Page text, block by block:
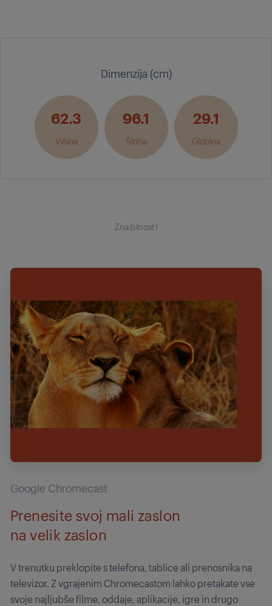
Dimenzija (cm)
62.3
Višina
96.1
Širina
29.1
Globina
Značilnosti
Google Chromecast
Prenesite svoj mali zaslon
na velik zaslon
V trenutku preklopite s telefona, tablice ali prenosnika na
televizor. Z vgrajenim Chromecastom lahko pretakate vse
svoje najljubše filme, oddaje, aplikacije, igre in drugo